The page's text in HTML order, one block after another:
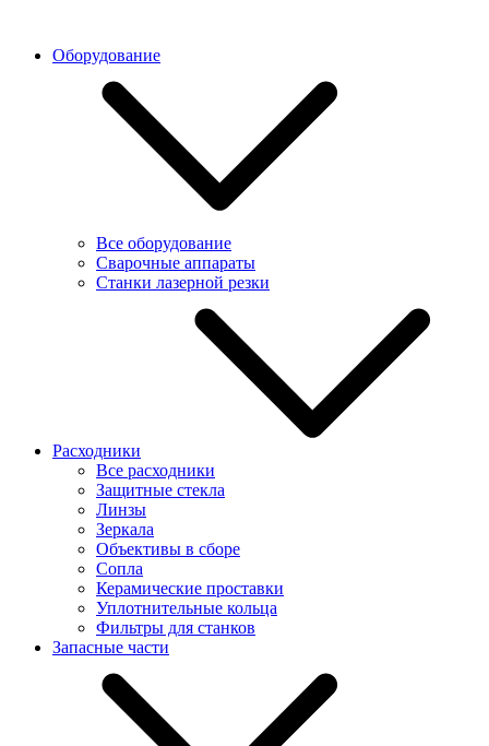
Оборудование
Все оборудование
Сварочные аппараты
Станки лазерной резки
Расходники
Все расходники
Защитные стекла
Линзы
Зеркала
Объективы в сборе
Сопла
Керамические проставки
Уплотнительные кольца
Фильтры для станков
Запасные части